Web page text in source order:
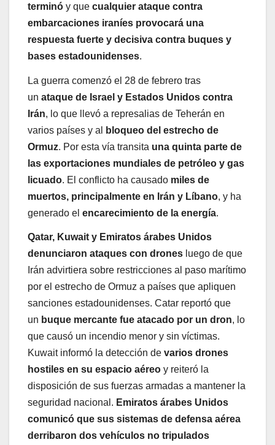
terminó y que cualquier ataque contra
embarcaciones iraníes provocará una
respuesta fuerte y decisiva contra buques y
bases estadounidenses.
La guerra comenzó el 28 de febrero tras
un ataque de Israel y Estados Unidos contra
Irán, lo que llevó a represalias de Teherán en
varios países y al
bloqueo del estrecho de
Ormuz. Por esta vía transita una quinta parte de
las exportaciones mundiales de petróleo y gas
licuado. El conflicto ha causado miles de
muertos, principalmente en Irán y Líbano, y ha
generado el encarecimiento de la energía.
Qatar, Kuwait y Emiratos árabes Unidos
denunciaron ataques con drones luego de que
Irán advirtiera sobre restricciones al paso marítimo
por el estrecho de Ormuz a países que apliquen
sanciones estadounidenses. Catar reportó que
un buque mercante fue atacado por un dron, lo
que causó un incendio menor y sin víctimas.
Kuwait informó la detección de varios drones
hostiles en su espacio aéreo y reiteró la
disposición de sus fuerzas armadas a mantener la
seguridad nacional. Emiratos árabes Unidos
comunicó que sus sistemas de defensa aérea
derribaron dos vehículos no tripulados